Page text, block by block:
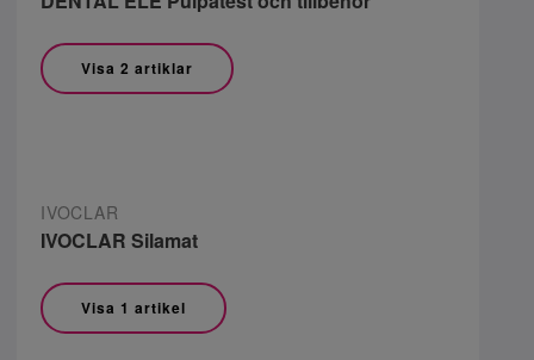
Visa 2 artiklar
IVOCLAR
IVOCLAR Silamat
Visa 1 artikel